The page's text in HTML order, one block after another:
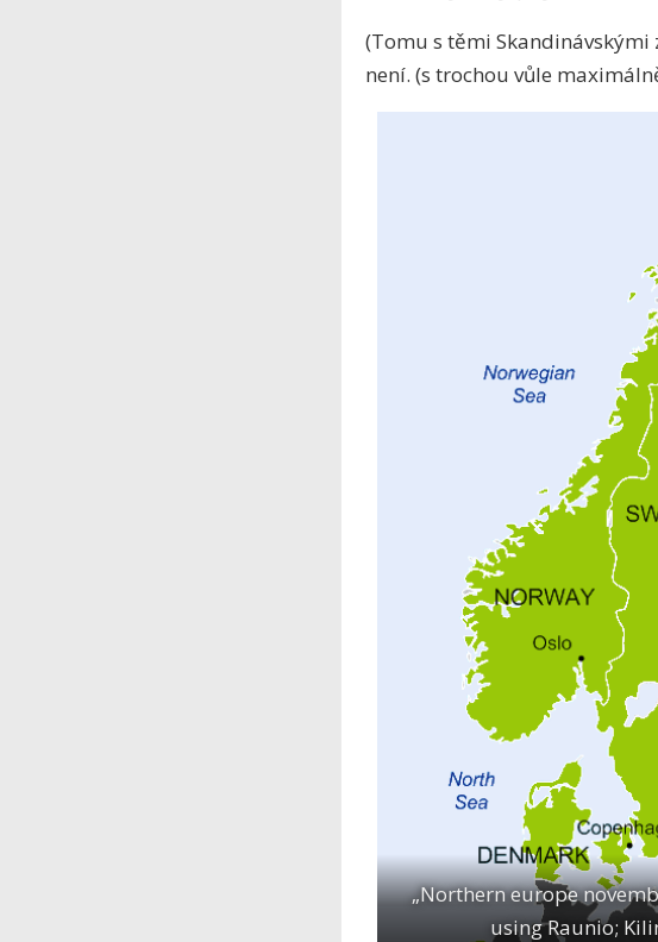
(Tomu s těmi
není. (s trochou vůle
„Northern europe
using Raunio;